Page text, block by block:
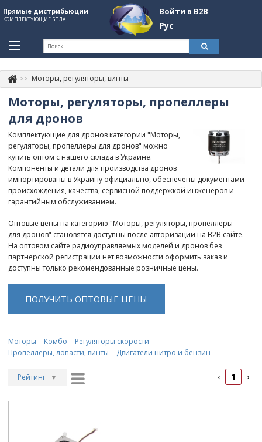
Прямые дистрибьюции
КОМПЛЕКТУЮЩИЕ БПЛА
Войти в B2B
Рус
+380507774092 Контакты
About Company
Обзоры
Категории
Бренды
Войти в B2B
Стать партнером
Моторы, регуляторы, винты
Моторы, регуляторы, пропеллеры
для дронов
Комплектующие для дронов категории "Моторы,
регуляторы, пропеллеры для дронов" можно
купить оптом с нашего склада в Украине.
Компоненты и детали для производства дронов
импортированы в Украину официально, обеспечены документами
происхождения, качества, сервисной поддержкой инженеров и
гарантийным обслуживанием.
Оптовые цены на категорию "Моторы, регуляторы, пропеллеры
для дронов" становятся доступны после авторизации на B2B сайте.
На оптовом сайте радиоуправляемых моделей и дронов без
партнерской регистрации нет возможности оформить заказ и
доступны только рекомендованные розничные цены.
ПОЛУЧИТЬ ОПТОВЫЕ ЦЕНЫ
Моторы Комбо
Регуляторы скорости
Пропеллеры, лопасти, винты
Двигатели нитро и бензин
Рейтинг ▼
‹ 1 ›